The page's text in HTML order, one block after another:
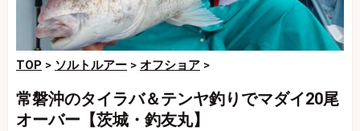
TOP > ソルトルアー > オフショア >
常磐沖のタイラバ＆テンヤ釣りでマダイ20尾
オーバー【茨城・釣友丸】